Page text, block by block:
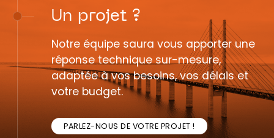
Un projet ?
Notre équipe saura vous apporter une
réponse technique sur-mesure,
adaptée à vos besoins, vos délais et
votre budget.
PARLEZ-NOUS DE VOTRE PROJET !